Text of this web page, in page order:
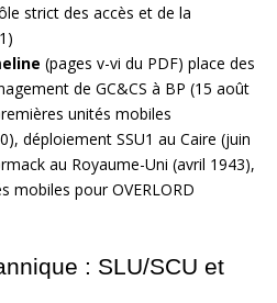
strict des accès et de la
(pages v-vi du PDF) place des
de GC&CS à BP (15 août
unités mobiles
déploiement SSU1 au Caire (juin
au Royaume-Uni (avril 1943),
mobiles pour OVERLORD
: SLU/SCU et